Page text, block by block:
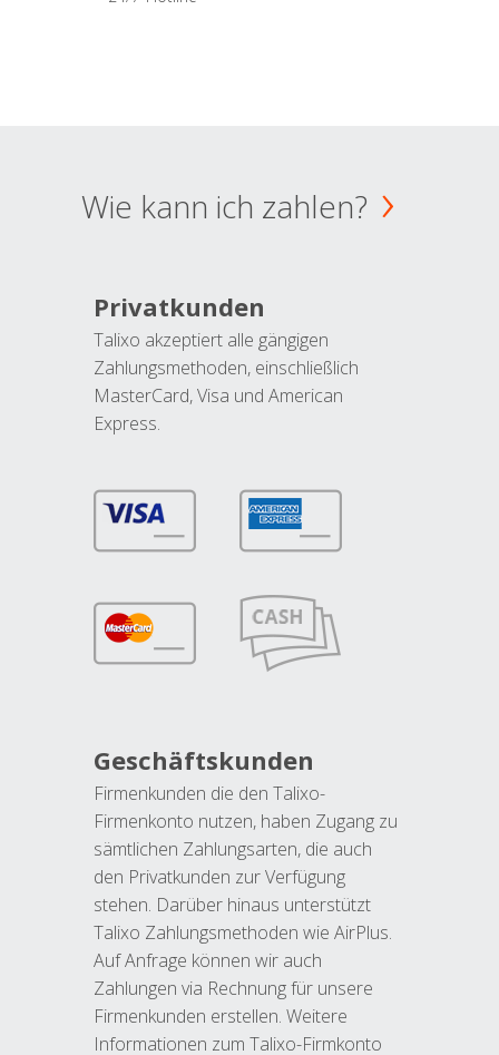
Wie kann ich zahlen?
Privatkunden
Talixo akzeptiert alle gängigen
Zahlungsmethoden, einschließlich
MasterCard, Visa und American
Express.
Geschäftskunden
Firmenkunden die den Talixo-
Firmenkonto nutzen, haben Zugang zu
sämtlichen Zahlungsarten, die auch
den Privatkunden zur Verfügung
stehen. Darüber hinaus unterstützt
Talixo Zahlungsmethoden wie AirPlus.
Auf Anfrage können wir auch
Zahlungen via Rechnung für unsere
Firmenkunden erstellen. Weitere
Informationen zum Talixo-Firmkonto